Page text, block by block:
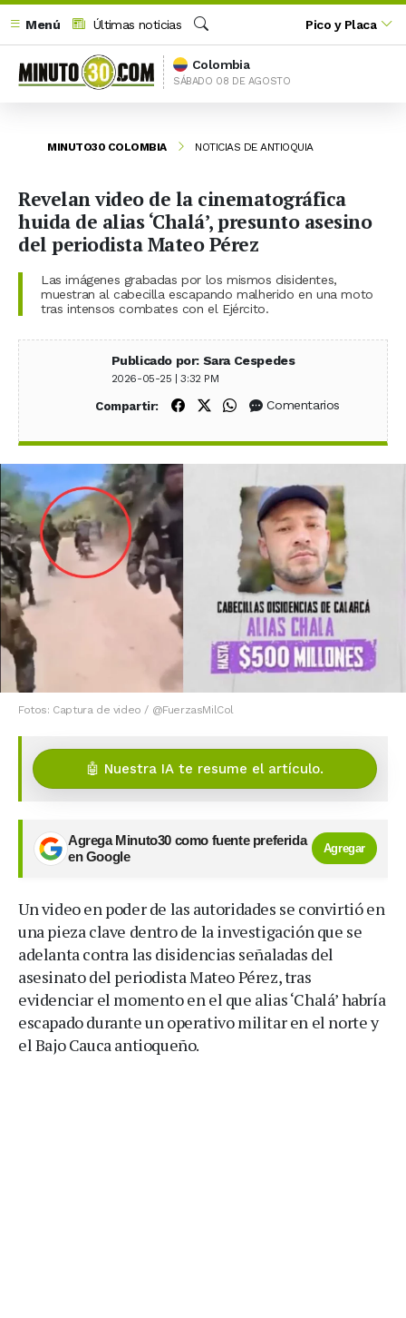
Menú
Últimas noticias
Buscar
Pico y Placa
Colombia
SÁBADO 08 DE AGOSTO
MINUTO30 COLOMBIA NOTICIAS DE ANTIOQUIA
Revelan video de la cinematográfica
huida de alias ‘Chalá’, presunto asesino
del periodista Mateo Pérez
Las imágenes grabadas por los mismos disidentes,
muestran al cabecilla escapando malherido en una moto
tras intensos combates con el Ejército.
Publicado por: Sara Cespedes
2026-05-25 | 3:32 PM
Compartir: Compartir en Facebook
Compartir en X (Twitter)
Compartir en WhatsApp
Comentarios
Fotos: Captura de video / @FuerzasMilCol
🤖 Nuestra IA te resume el artículo.
Agrega Minuto30 como fuente preferida
en Google
Agregar
Un video en poder de las autoridades se convirtió en
una pieza clave dentro de la investigación que se
adelanta contra las disidencias señaladas del
asesinato del periodista Mateo Pérez, tras
evidenciar el momento en el que alias ‘Chalá’ habría
escapado durante un operativo militar en el norte y
el Bajo Cauca antioqueño.